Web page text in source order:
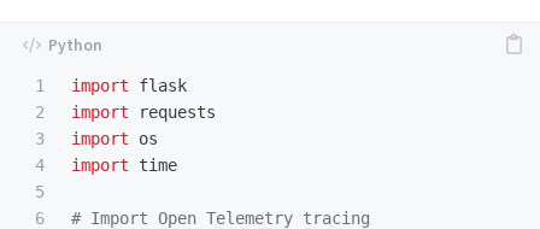
1
2
3
4
5
6
import
flask
import
requests
import
os
import
time